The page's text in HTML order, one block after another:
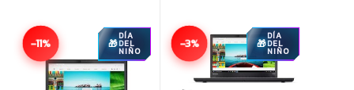
-11% DÍA
DEL
NIÑO -3% DÍA
DEL
NIÑO